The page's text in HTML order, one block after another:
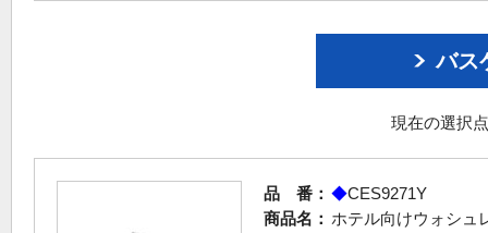
バス
現在の選択
品 番： ◆CES9271Y
商品名： ホテル向けウォシュ